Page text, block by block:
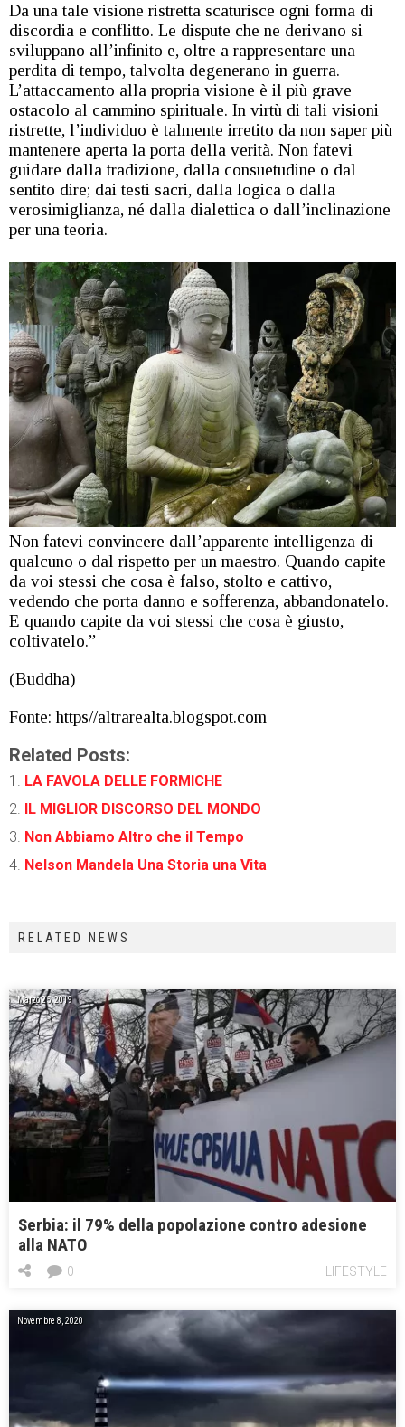
Da una tale visione ristretta scaturisce ogni forma di
discordia e conflitto. Le dispute che ne derivano si
sviluppano all’infinito e, oltre a rappresentare una
perdita di tempo, talvolta degenerano in guerra.
L’attaccamento alla propria visione è il più grave
ostacolo al cammino spirituale. In virtù di tali visioni
ristrette, l’individuo è talmente irretito da non saper più
mantenere aperta la porta della verità. Non fatevi
guidare dalla tradizione, dalla consuetudine o dal
sentito dire; dai testi sacri, dalla logica o dalla
verosimiglianza, né dalla dialettica o dall’inclinazione
per una teoria.
Non fatevi convincere dall’apparente intelligenza di
qualcuno o dal rispetto per un maestro. Quando capite
da voi stessi che cosa è falso, stolto e cattivo,
vedendo che porta danno e sofferenza, abbandonatelo.
E quando capite da voi stessi che cosa è giusto,
coltivatelo.”
(Buddha)
Fonte: https//altrarealta.blogspot.com
Related Posts:
LA FAVOLA DELLE FORMICHE
IL MIGLIOR DISCORSO DEL MONDO
Non Abbiamo Altro che il Tempo
Nelson Mandela Una Storia una Vita
RELATED NEWS
Marzo 25, 2019
Serbia: il 79% della popolazione contro adesione
alla NATO
LIFESTYLE
0
Novembre 8, 2020